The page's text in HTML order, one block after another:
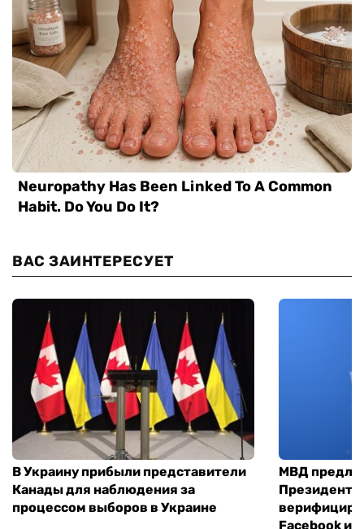
ВАС ЗАИНТЕРЕСУЕТ
В Украину прибыли представители
Канады для наблюдения за
процессом выборов в Украине
МВД
Facebook и